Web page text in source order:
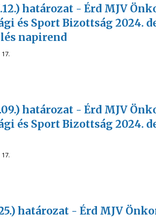
határozat - Érd MJV
és Sport Bizottság 2024.
napirend
határozat - Érd MJV
és Sport Bizottság 2024.
határozat - Érd MJV